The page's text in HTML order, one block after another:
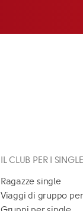
IL CLUB PER I SINGLE
Ragazze single
Viaggi di gruppo